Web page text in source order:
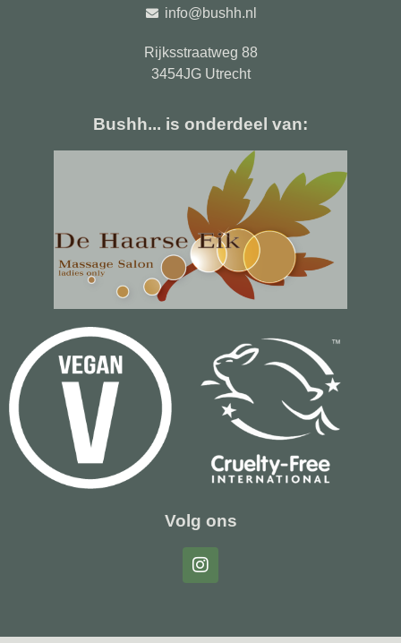
info@bushh.nl
Rijksstraatweg 88
3454JG Utrecht
Bushh... is onderdeel van:
Volg ons